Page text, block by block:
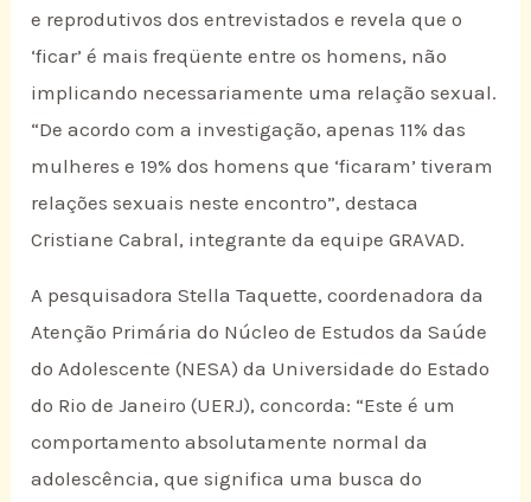
e reprodutivos dos entrevistados e revela que o
‘ficar’ é mais freqüente entre os homens, não
implicando necessariamente uma relação sexual.
“De acordo com a investigação, apenas 11% das
mulheres e 19% dos homens que ‘ficaram’ tiveram
relações sexuais neste encontro”, destaca
Cristiane Cabral, integrante da equipe GRAVAD.
A pesquisadora Stella Taquette, coordenadora da
Atenção Primária do Núcleo de Estudos da Saúde
do Adolescente (NESA) da Universidade do Estado
do Rio de Janeiro (UERJ), concorda: “Este é um
comportamento absolutamente normal da
adolescência, que significa uma busca do